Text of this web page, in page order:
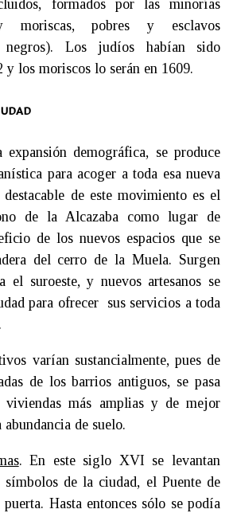
formados por las minorías
y moriscas, pobres y esclavos
negros). Los judíos habían sido
y los moriscos lo serán en 1609.
demográfica, se produce
para acoger a toda esa nueva
de este movimiento es el
de la Alcazaba como lugar de
de los nuevos espacios que se
del cerro de la Muela. Surgen
el suroeste, y nuevos artesanos se
para ofrecer sus servicios a toda
varían sustancialmente, pues de
de los barrios antiguos, se pasa
viviendas más amplias y de mejor
de suelo.
. En este siglo XVI se levantan
símbolos de la ciudad, el Puente de
Hasta entonces sólo se podía